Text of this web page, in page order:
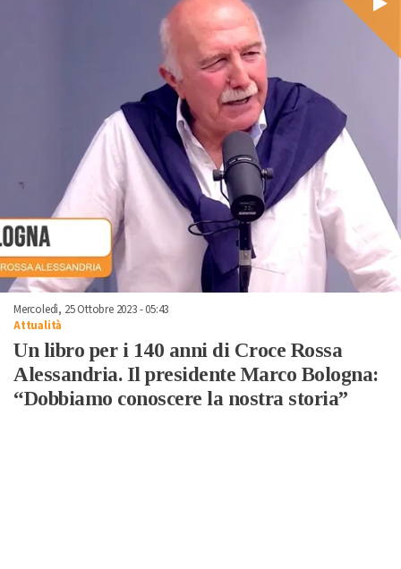
Mercoledì, 25 Ottobre 2023 - 05:43
Attualità
Un libro per i 140 anni di Croce Rossa
Alessandria. Il presidente Marco Bologna:
“Dobbiamo conoscere la nostra storia”